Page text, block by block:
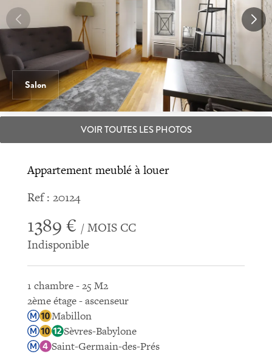
Salon
VOIR TOUTES LES PHOTOS
Appartement meublé à louer
Ref : 20124
1389 € / MOIS CC
Indisponible
1 chambre - 25 M2
2ème étage - ascenseur
Mabillon
Sèvres-Babylone
Saint-Germain-des-Prés